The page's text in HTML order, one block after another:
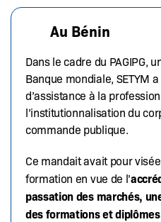
Au Bénin
Dans le cadre du PAGIPG,
Banque mondiale, SETYM
d’assistance à la
l’institutionnalisation du
commande publique.
Ce mandait avait pour
formation en vue de l’
passation des marchés,
des formations et